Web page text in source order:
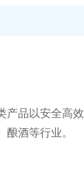
产品以安全高
酒等行业。